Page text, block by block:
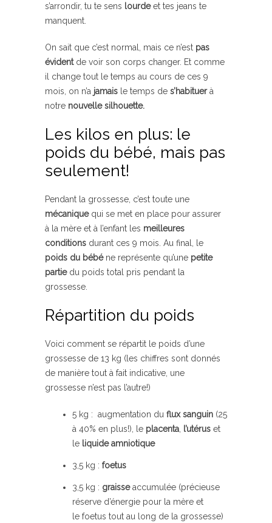
s’arrondir, tu te sens lourdeet tes jeans te
manquent.
On sait que c’est normal, mais ce n’est pas
évidentde voir son corps changer. Et comme
il change tout le temps au cours de ces 9
mois, on n’a jamais le temps de s’habituerà
notre nouvelle silhouette.
Les kilos en plus: le
poids du bébé, mais pas
seulement!
Pendant la grossesse, c’est toute une
mécaniquequi se met en place pour assurer
à la mère et à l’enfant les meilleures
conditions durant ces 9 mois. Au final, le
poids du bébéne représente qu’une petite
partiedu poids total pris pendant la
grossesse.
Répartition du poids
Voici comment se répartit le poids d’une
grossesse de 13 kg (les chiffres sont donnés
de manière tout à fait indicative, une
grossesse n’est pas l’autre!)
5 kg : augmentation du flux sanguin (25
à 40% en plus!), le placenta l’utérus et
le liquide amniotique
3,5 kg : foetus
3,5 kg : graisseaccumulée (précieuse
réserve d’énergie pour la mère et
le foetus tout au long de la grossesse)